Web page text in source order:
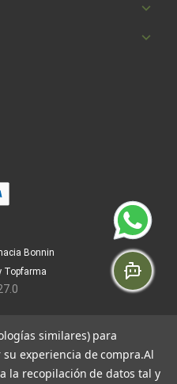
Bonnin
Topfarma
similares) para
experiencia de compra.Al
la recopilación de datos tal y